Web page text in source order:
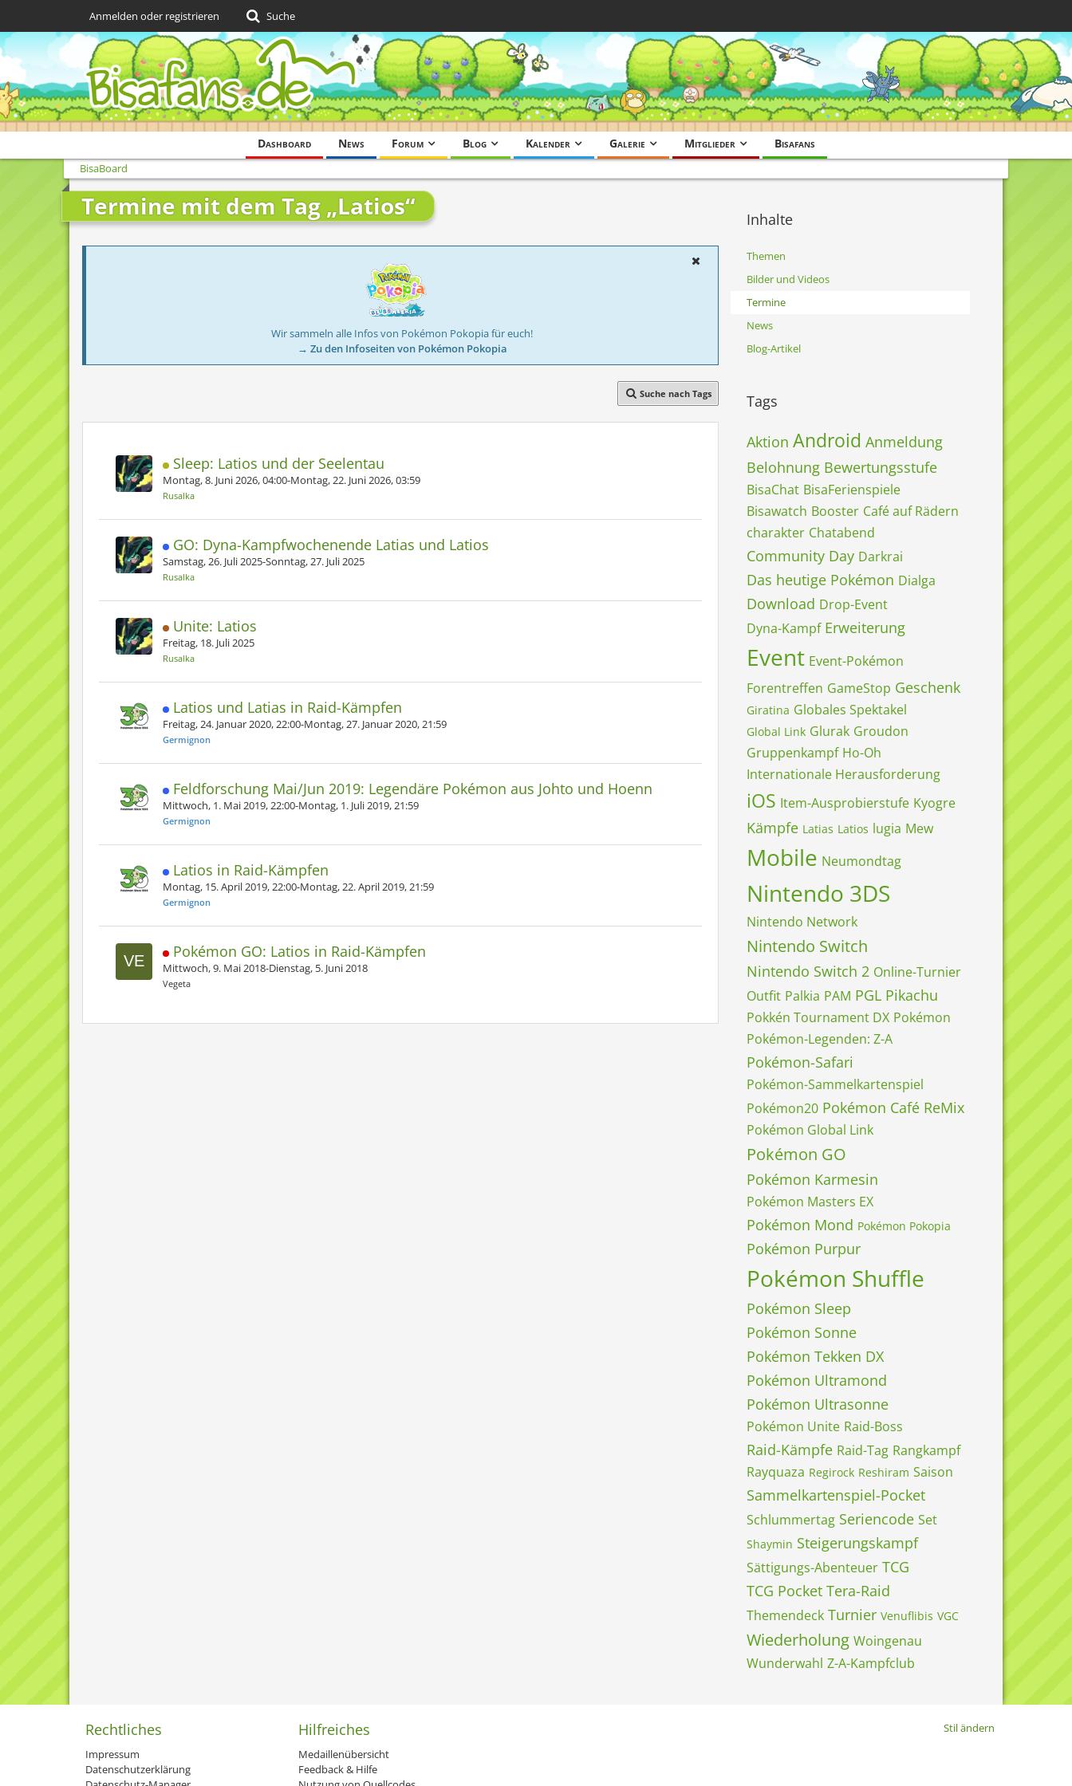
Dashboard News Forum Blog Kalender Galerie Mitglieder Bisafans
Anmelden oder registrieren Suche
BisaBoard
Termine mit dem Tag „Latios“
Wir sammeln alle Infos von Pokémon Pokopia für euch!
→ Zu den Infoseiten von Pokémon Pokopia
Suche nach Tags
Sleep: Latios und der Seelentau
Montag, 8. Juni 2026, 04:00-Montag, 22. Juni 2026, 03:59
Rusalka
GO: Dyna-Kampfwochenende Latias und Latios
Samstag, 26. Juli 2025-Sonntag, 27. Juli 2025
Rusalka
Unite: Latios
Freitag, 18. Juli 2025
Rusalka
Latios und Latias in Raid-Kämpfen
Freitag, 24. Januar 2020, 22:00-Montag, 27. Januar 2020, 21:59
Germignon
Feldforschung Mai/Jun 2019: Legendäre Pokémon aus Johto und Hoenn
Mittwoch, 1. Mai 2019, 22:00-Montag, 1. Juli 2019, 21:59
Germignon
Latios in Raid-Kämpfen
Montag, 15. April 2019, 22:00-Montag, 22. April 2019, 21:59
Germignon
Pokémon GO: Latios in Raid-Kämpfen
Mittwoch, 9. Mai 2018-Dienstag, 5. Juni 2018
Vegeta
Inhalte
Themen
Bilder und Videos
Termine
News
Blog-Artikel
Tags
Aktion Android Anmeldung
Belohnung Bewertungsstufe
BisaChat BisaFerienspiele
Bisawatch Booster Café auf Rädern
charakter Chatabend
Community Day Darkrai
Das heutige Pokémon Dialga
Download Drop-Event
Dyna-Kampf Erweiterung
Event Event-Pokémon
Forentreffen GameStop Geschenk
Giratina Globales Spektakel
Global Link Glurak Groudon
Gruppenkampf Ho-Oh
Internationale Herausforderung
iOS Item-Ausprobierstufe Kyogre
Kämpfe Latias Latios lugia Mew
Mobile Neumondtag
Nintendo 3DS
Nintendo Network
Nintendo Switch
Nintendo Switch 2 Online-Turnier
Outfit Palkia PAM PGL Pikachu
Pokkén Tournament DX Pokémon
Pokémon-Legenden: Z-A
Pokémon-Safari
Pokémon-Sammelkartenspiel
Pokémon20 Pokémon Café ReMix
Pokémon Global Link
Pokémon GO
Pokémon Karmesin
Pokémon Masters EX
Pokémon Mond Pokémon Pokopia
Pokémon Purpur
Pokémon Shuffle
Pokémon Sleep
Pokémon Sonne
Pokémon Tekken DX
Pokémon Ultramond
Pokémon Ultrasonne
Pokémon Unite Raid-Boss
Raid-Kämpfe Raid-Tag Rangkampf
Rayquaza Regirock Reshiram Saison
Sammelkartenspiel-Pocket
Schlummertag Seriencode Set
Shaymin Steigerungskampf
Sättigungs-Abenteuer TCG
TCG Pocket Tera-Raid
Themendeck Turnier Venuflibis VGC
Wiederholung Woingenau
Wunderwahl Z-A-Kampfclub
Stil ändern
Rechtliches
Impressum
Datenschutzerklärung
Hilfreiches
Medaillenübersicht
Feedback & Hilfe